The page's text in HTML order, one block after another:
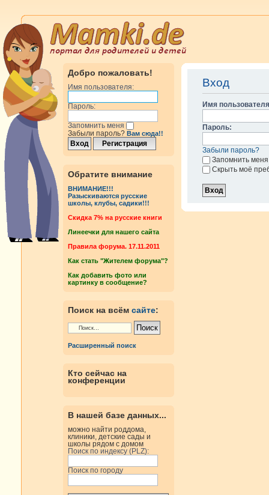
Добро пожаловать!
Имя пользователя:
Пароль:
Запомнить меня
Забыли пароль? Вам сюда!!
Обратите внимание
ВНИМАНИЕ!!!
Разыскиваются русские
школы, клубы, садики!!!
Cкидка 7% на русские книги
Линеечки для нашего сайта
Правила форума. 17.11.2011
Как стать "Жителем форума"?
Как добавить фото или
картинку в сообщение?
Поиск на всём сайте:
Расширенный поиск
Кто сейчас на
конференции
В нашей базе данных...
можно найти роддома,
клиники, детские сады и
школы рядом с домом
Поиск по индексу (PLZ):
Поиск по городу
Вход
Имя
Пароль:
Забыли пароль?
Запомнить меня
Скрыть моё